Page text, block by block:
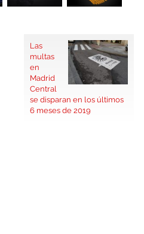
Las
multas
en
Madrid
Central
se disparan en los últimos
6 meses de 2019